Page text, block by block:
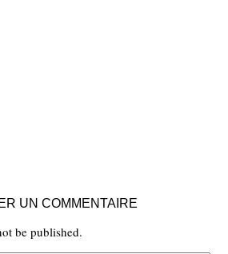
UN COMMENTAIRE
be published.